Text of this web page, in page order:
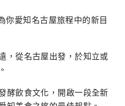
愛知名古屋旅程中的新目
，從名古屋出發，於知立或
酵飲食文化，開啟一段全新